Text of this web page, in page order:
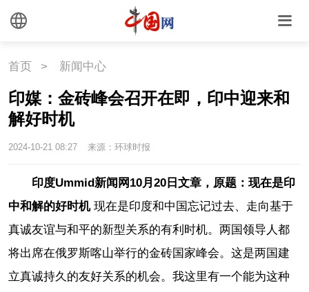
首页 > 新闻中心
印媒：金砖峰会召开在即，印中迎来和
解好时机
2024-10-21 08:27 来源：环球时报
印度Ummid新闻网10月20日文章，原题：现在是印
中和解的好时机现在是印度和中国忘记过去、走向基于
真诚友谊与和平的新型关系的有利时机。两国领导人都
将出席在俄罗斯喀山举行的金砖国家峰会。这是两国建
立真诚持久的友好关系的机会。我这里有一个能为这种